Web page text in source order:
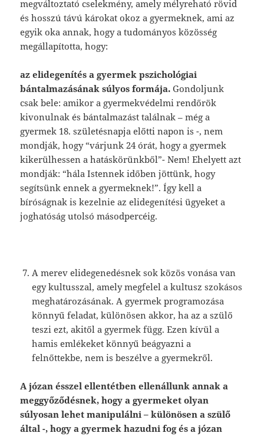
megváltoztató cselekmény, amely mélyreható rövid
és hosszú távú károkat okoz a gyermeknek, ami az
egyik oka annak, hogy a tudományos közösség
megállapította, hogy:
az elidegenítés a gyermek pszichológiai
bántalmazásának súlyos formája. Gondoljunk
csak bele: amikor a gyermekvédelmi rendőrök
kivonulnak és bántalmazást találnak – még a
gyermek 18. születésnapja előtti napon is -, nem
mondják, hogy “várjunk 24 órát, hogy a gyermek
kikerülhessen a hatáskörünkből”- Nem! Ehelyett azt
mondják: “hála Istennek időben jöttünk, hogy
segítsünk ennek a gyermeknek!”. Így kell a
bíróságnak is kezelnie az elidegenítési ügyeket a
joghatóság utolsó másodpercéig.
A merev elidegenedésnek sok közös vonása van
egy kultusszal, amely megfelel a kultusz szokásos
meghatározásának. A gyermek programozása
könnyű feladat, különösen akkor, ha az a szülő
teszi ezt, akitől a gyermek függ. Ezen kívül a
hamis emlékeket könnyű beágyazni a
felnőttekbe, nem is beszélve a gyermekről.
A józan ésszel ellentétben ellenállunk annak a
meggyőződésnek, hogy a gyermeket olyan
súlyosan lehet manipulálni – különösen a szülő
által -, hogy a gyermek hazudni fog és a józan